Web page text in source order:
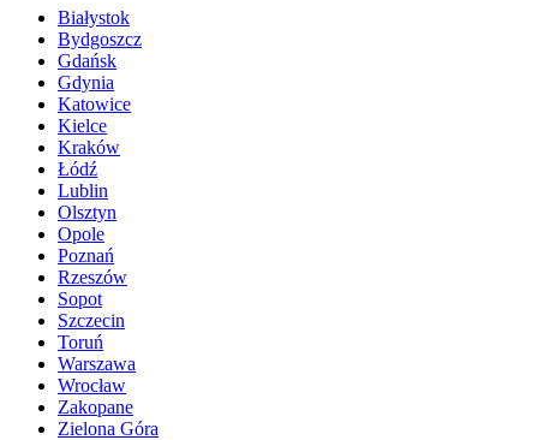
Białystok
Bydgoszcz
Gdańsk
Gdynia
Katowice
Kielce
Kraków
Łódź
Lublin
Olsztyn
Opole
Poznań
Rzeszów
Sopot
Szczecin
Toruń
Warszawa
Wrocław
Zakopane
Zielona Góra